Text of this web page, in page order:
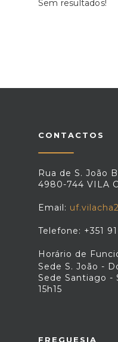
Sem resultados!
CONTACTOS
Rua de S. João
4980-744 VILA
Email:
Telefone: +351
Horário de
Sede S. João -
Sede Santiago -
15h15
FREGUESIA